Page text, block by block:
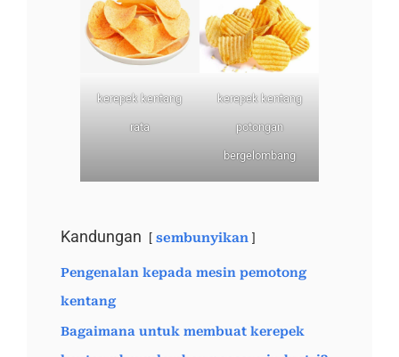
kerepek kentang
rata
kerepek kentang
potongan
bergelombang
Kandungan sembunyikan
Pengenalan kepada mesin pemotong
kentang
Bagaimana untuk membuat kerepek